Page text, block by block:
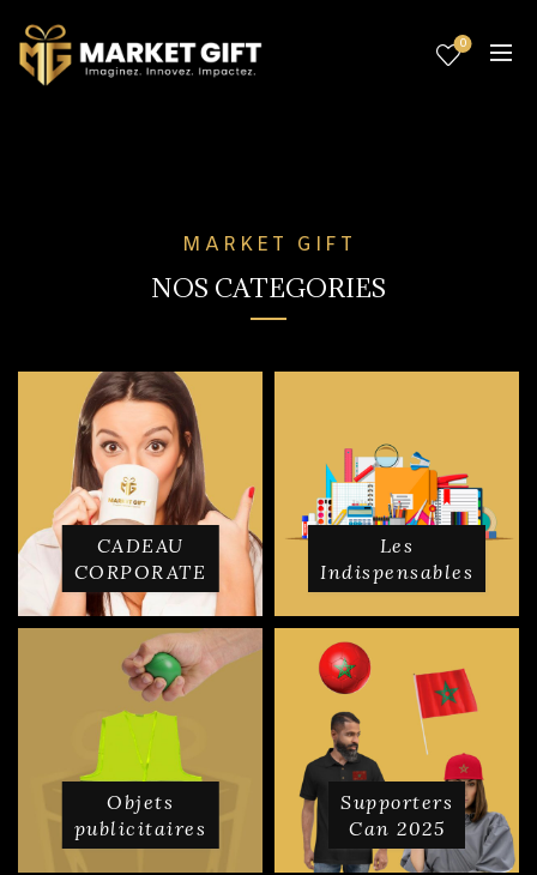
0
MARKET GIFT
NOS CATEGORIES
CADEAU
CORPORATE
Les
Indispensables
Objets
publicitaires
Supporters
Can 2025